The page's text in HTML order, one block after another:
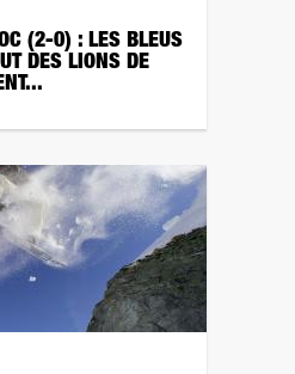
(2-0) : LES BLEUS
DES LIONS DE